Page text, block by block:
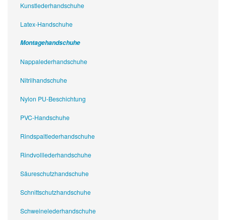
Kunstlederhandschuhe
Latex-Handschuhe
Montagehandschuhe
Nappalederhandschuhe
Nitrilhandschuhe
Nylon PU-Beschichtung
PVC-Handschuhe
Rindspaltlederhandschuhe
Rindvolllederhandschuhe
Säureschutzhandschuhe
Schnittschutzhandschuhe
Schweinelederhandschuhe